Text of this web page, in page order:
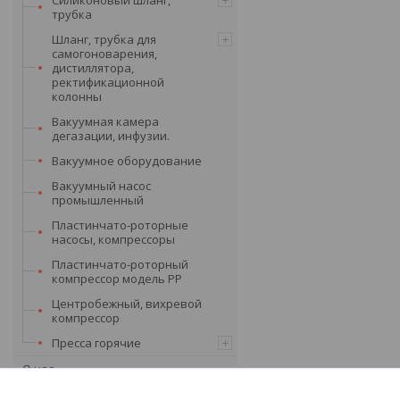
трубка
Шланг, трубка для
самогоноварения,
дистиллятора,
ректификационной
колонны
Вакуумная камера
дегазации, инфузии.
Вакуумное оборудование
Вакуумный насос
промышленный
Пластинчато-роторные
насосы, компрессоры
Пластинчато-роторный
компрессор модель PP
Центробежный, вихревой
компрессор
Пресса горячие
О нас